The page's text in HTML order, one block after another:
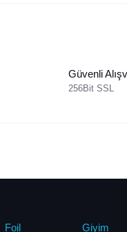
Güvenli
256Bit SSL
Foil Giyim